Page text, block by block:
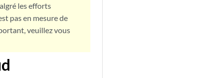
les efforts
pas en mesure de
veuillez vous